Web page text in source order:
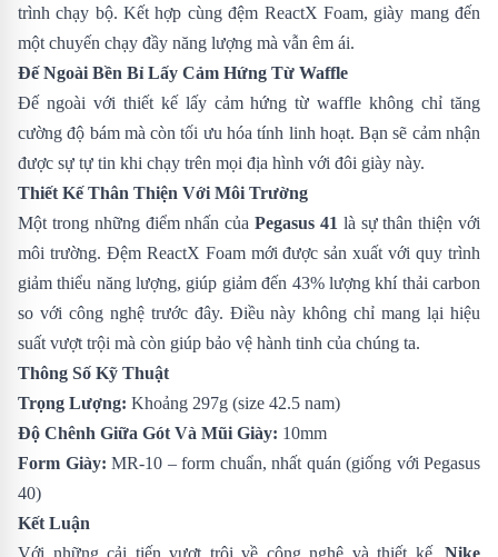
trình chạy bộ. Kết hợp cùng đệm ReactX Foam, giày mang đến
một chuyến chạy đầy năng lượng mà vẫn êm ái.
Đế Ngoài Bền Bỉ Lấy Cảm Hứng Từ Waffle
Đế ngoài với thiết kế lấy cảm hứng từ waffle không chỉ tăng
cường độ bám mà còn tối ưu hóa tính linh hoạt. Bạn sẽ cảm nhận
được sự tự tin khi chạy trên mọi địa hình với đôi giày này.
Thiết Kế Thân Thiện Với Môi Trường
Một trong những điểm nhấn của Pegasus 41 là sự thân thiện với
môi trường. Đệm ReactX Foam mới được sản xuất với quy trình
giảm thiểu năng lượng, giúp giảm đến 43% lượng khí thải carbon
so với công nghệ trước đây. Điều này không chỉ mang lại hiệu
suất vượt trội mà còn giúp bảo vệ hành tinh của chúng ta.
Thông Số Kỹ Thuật
Trọng Lượng: Khoảng 297g (size 42.5 nam)
Độ Chênh Giữa Gót Và Mũi Giày: 10mm
Form Giày: MR-10 – form chuẩn, nhất quán (giống với Pegasus
40)
Kết Luận
Với những cải tiến vượt trội về công nghệ và thiết kế, Nike